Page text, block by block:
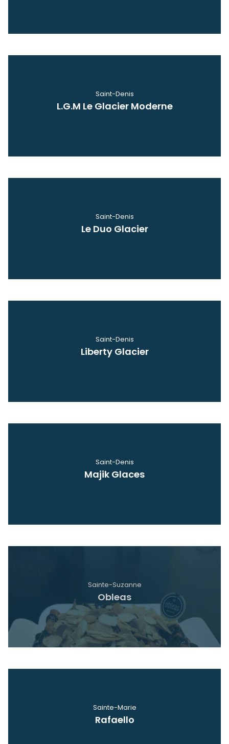
Saint-Denis
L.G.M Le Glacier Moderne
Voir
Saint-Denis
Le Duo Glacier
Voir
Saint-Denis
Liberty Glacier
Voir
Saint-Denis
Majik Glaces
Voir
Sainte-Suzanne
Obleas
Voir
Sainte-Marie
Rafaello
Voir